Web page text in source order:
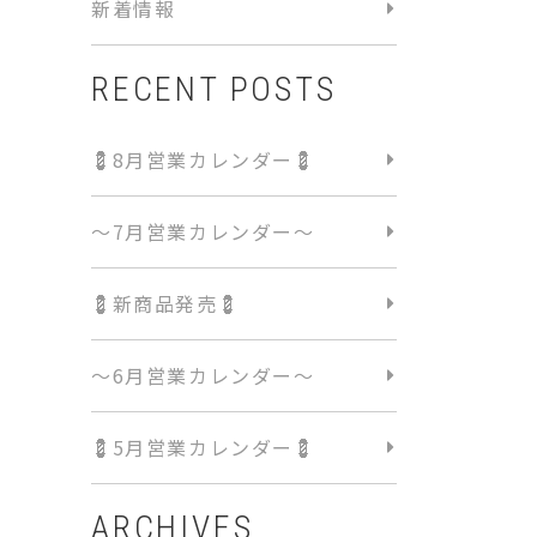
新着情報
RECENT POSTS
💈8月営業カレンダー💈
〜7月営業カレンダー〜
💈新商品発売💈
〜6月営業カレンダー〜
💈5月営業カレンダー💈
ARCHIVES